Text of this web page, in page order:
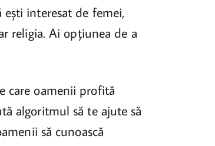
interesat de femei,
religia. Ai opțiunea de a
care oamenii profită
algoritmul să te ajute să
să cunoască